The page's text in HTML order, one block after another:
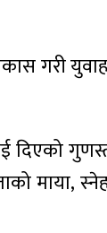
गरी
दिएको
माया,